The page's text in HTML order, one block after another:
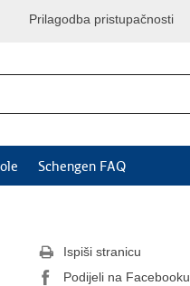
Prilagodba pristupačnosti
Schengen FAQ
Ispiši stranicu
Podijeli na Facebooku